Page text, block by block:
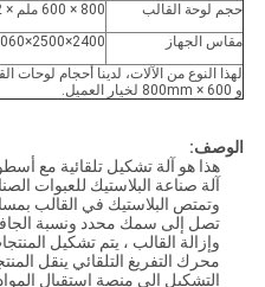
حجم لوحة القالب
800 × 600 ملم × 2
مقاس الجهاز
2400×2500×3060ملم
و 600 × 800mm لخيار العميل.
الوصف:
هذا هو آلة تشكيل تلقائية مع
آلة صناعة البلاستيك للعبوات
وتمتص البلاستيك في القالب
تصل إلى سمك محدد ونسبة
وإزالة القالب ، يتم تشكيل
محرك التفريغ التلقائي ينقل
التشكيل إلى منصة استقبال